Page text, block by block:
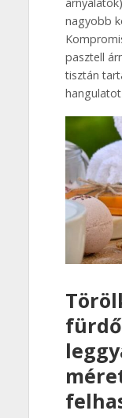
nagyobb
pasztell
tisztán